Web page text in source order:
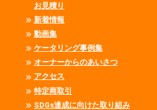
お見積り
新着情報
動画集
ケータリング事例集
オーナーからのあいさつ
アクセス
特定商取引
SDGs達成に向けた取り組み